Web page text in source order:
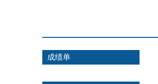
成绩单